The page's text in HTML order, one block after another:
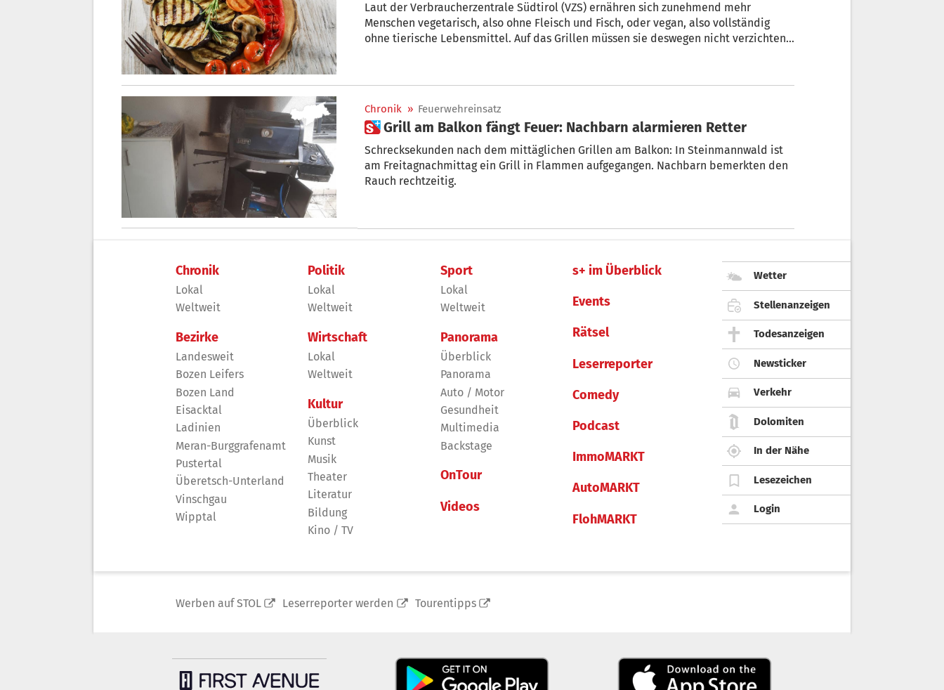
Laut der Verbraucherzentrale Südtirol (VZS) ernähren sich zunehmend mehr
Menschen vegetarisch, also ohne Fleisch und Fisch, oder vegan, also vollständig
ohne tierische Lebensmittel. Auf das Grillen müssen sie deswegen nicht verzichten:
Chronik » Feuerwehreinsatz
 Grill am Balkon fängt Feuer: Nachbarn alarmieren Retter
Schrecksekunden nach dem mittäglichen Grillen am Balkon: In Steinmannwald ist
am Freitagnachmittag ein Grill in Flammen aufgegangen. Nachbarn bemerkten den
Rauch rechtzeitig.
Chronik
Lokal
Weltweit
Bezirke
Landesweit
Bozen Leifers
Bozen Land
Eisacktal
Ladinien
Meran-Burggrafenamt
Pustertal
Überetsch-Unterland
Vinschgau
Wipptal
Politik
Lokal
Weltweit
Wirtschaft
Lokal
Weltweit
Kultur
Überblick
Kunst
Musik
Theater
Literatur
Bildung
Kino / TV
Sport
Lokal
Weltweit
Panorama
Überblick
Panorama
Auto / Motor
Gesundheit
Multimedia
Backstage
OnTour
Videos
s+ im Überblick
Events
Rätsel
Leserreporter
Comedy
Podcast
ImmoMARKT
AutoMARKT
FlohMARKT
Wetter
Stellenanzeigen
Todesanzeigen
Newsticker
Verkehr
Dolomiten
In der Nähe
Lesezeichen
Login
Werben auf STOL Leserreporter werden Tourentipps